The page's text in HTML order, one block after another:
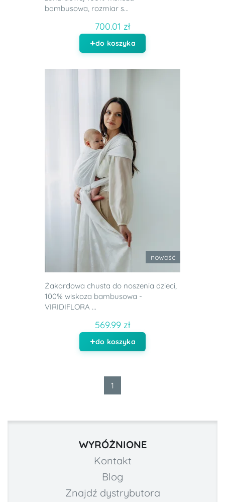
bambusowa, rozmiar s...
700.01 zł
do koszyka
nowość
Żakardowa chusta do noszenia dzieci,
100% wiskoza bambusowa -
VIRIDIFLORA ...
569.99 zł
do koszyka
1
WYRÓŻNIONE
Kontakt
Blog
Znajdź dystrybutora